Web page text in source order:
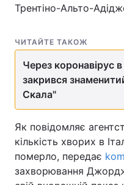
Україна
Економіка
Спорт
Техно і зв'язок
Здоров'я
Цікавинки
Трентіно-Альто-
ЧИТАЙТЕ ТАКОЖ
Через коронавірус в
закрився
Скала"
Як повідомляє
кількість хворих в
померло, передає
захворювання